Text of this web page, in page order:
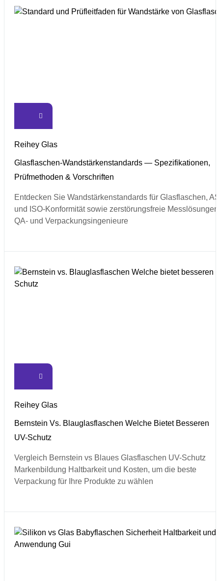
Reihey Glas
Glasflaschen-Wandstärkenstandards — Spezifikationen,
Prüfmethoden & Vorschriften
Entdecken Sie Wandstärkenstandards für Glasflaschen,
und ISO-Konformität sowie zerstörungsfreie Messlösungen
QA- und Verpackungsingenieure
Reihey Glas
Bernstein Vs. Blauglasflaschen Welche Bietet Besseren
UV-Schutz
Vergleich Bernstein vs Blaues Glasflaschen UV-Schutz
Markenbildung Haltbarkeit und Kosten, um die beste
Verpackung für Ihre Produkte zu wählen